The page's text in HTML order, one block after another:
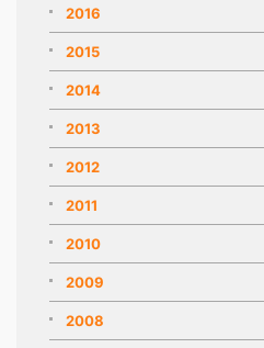
2016
2015
2014
2013
2012
2011
2010
2009
2008